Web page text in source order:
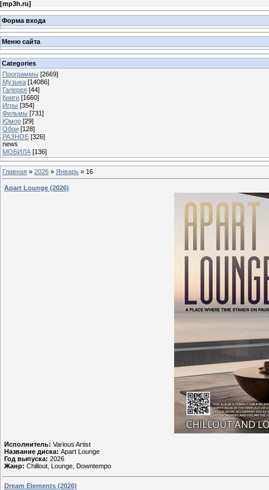
[mp3h.ru]
Форма входа
Меню сайта
Categories
Программы [2669]
Музыка [14086]
Галерея [44]
Книги [1660]
Игры [354]
Фильмы [731]
Юмор [29]
Обои [128]
РАЗНОЕ [326]
news
МОБИЛА [136]
Главная » 2026 » Январь » 16
Apart Lounge (2026)
Исполнитель: Various Artist
Название диска: Apart Lounge
Год выпуска: 2026
Жанр: Chillout, Lounge, Downtempo
Dream Elements (2026)